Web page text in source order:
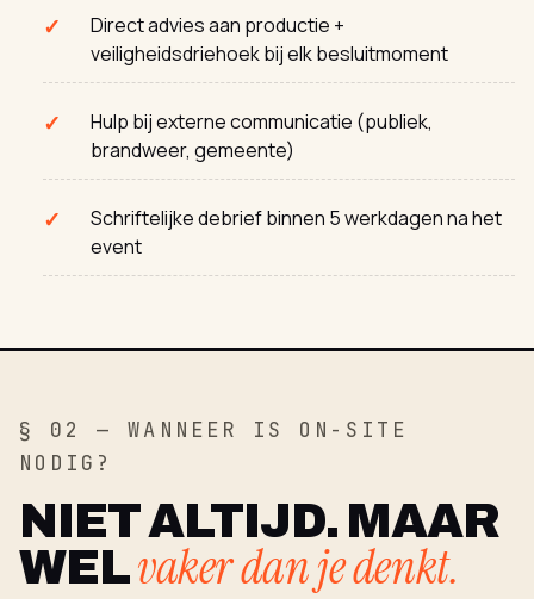
Direct advies aan productie +
veiligheidsdriehoek bij elk besluitmoment
Hulp bij externe communicatie (publiek,
brandweer, gemeente)
Schriftelijke debrief binnen 5 werkdagen na het
event
§ 02 — WANNEER IS ON-SITE
NODIG?
NIET ALTIJD. MAAR
WELvaker dan je denkt.